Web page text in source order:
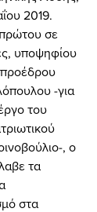
2019.
σε
υποψηφίου
προέδρου
-για
του
, ο
τα
στα